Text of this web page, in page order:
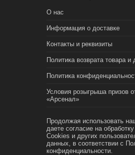
О нас
Информация о доставке
Контакты и реквизиты
Политика возврата товара и
Политика
Условия розыгрыша призов
«Арсенал»
Продолжая использовать
даете согласие на
Cookies и других
данных, в соответствии с
конфиденциальности.